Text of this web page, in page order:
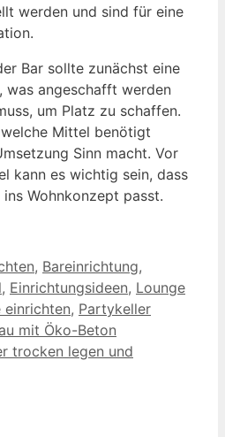
werden und sind für eine
Bar sollte zunächst eine
was angeschafft werden
um Platz zu schaffen.
Mittel benötigt
Sinn macht. Vor
kann es wichtig sein, dass
Wohnkonzept passt.
, Bareinrichtung,
, Einrichtungsideen, Lounge
einrichten, Partykeller
mit Öko-Beton
trocken legen und